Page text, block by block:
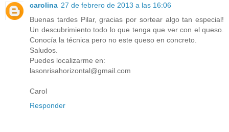
carolina 27 de febrero de 2013 a las 16:06
Buenas tardes Pilar, gracias por sortear algo tan especial!
Un descubrimiento todo lo que tenga que ver con el queso.
Conocía la técnica pero no este queso en concreto.
Saludos.
Puedes localizarme en:
lasonrisahorizontal@gmail.com
Carol
Responder